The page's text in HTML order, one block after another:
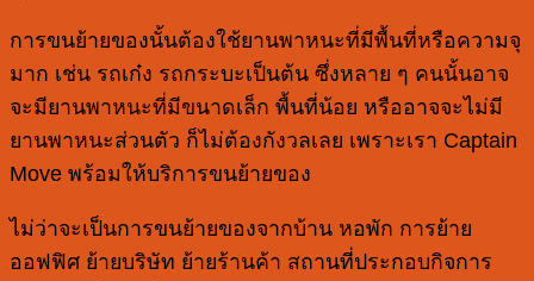
การขนย้ายของนั้นต้องใช้ยานพาหนะที่มีพื้นที่หรือความจุ
มาก เช่น รถเก๋ง รถกระบะเป็นต้น ซึ่งหลาย ๆ คนนั้นอาจ
จะมียานพาหนะที่มีขนาดเล็ก พื้นที่น้อย หรืออาจจะไม่มี
ยานพาหนะส่วนตัว ก็ไม่ต้องกังวลเลย เพราะเรา Captain
Move พร้อมให้บริการขนย้ายของ
ไม่ว่าจะเป็นการขนย้ายของจากบ้าน หอพัก การย้าย
ออฟฟิศ ย้ายบริษัท ย้ายร้านค้า สถานที่ประกอบกิจการ